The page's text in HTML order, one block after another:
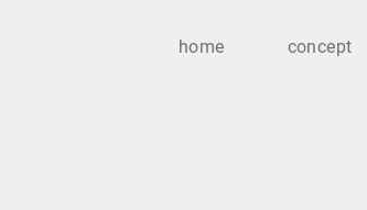
home concept